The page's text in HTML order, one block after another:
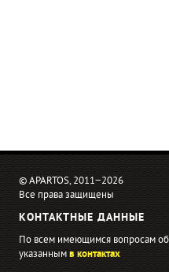
© APARTOS, 2011−2026
Все права защищены
КОНТАКТНЫЕ ДАННЫЕ
По всем имеющимся вопросам
указаннымв контактах